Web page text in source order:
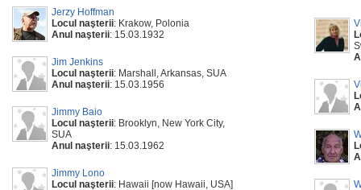
Jerzy Hoffman
Locul naşterii: Krakow, Polonia
Anul naşterii: 15.03.1932
Jim Jenkins
Locul naşterii: Marshall, Arkansas, SUA
Anul naşterii: 15.03.1956
Jimmy Baio
Locul naşterii: Brooklyn, New York City,
SUA
Anul naşterii: 15.03.1962
Jimmy Lono
Locul naşterii: Hawaii [now Hawaii, USA]